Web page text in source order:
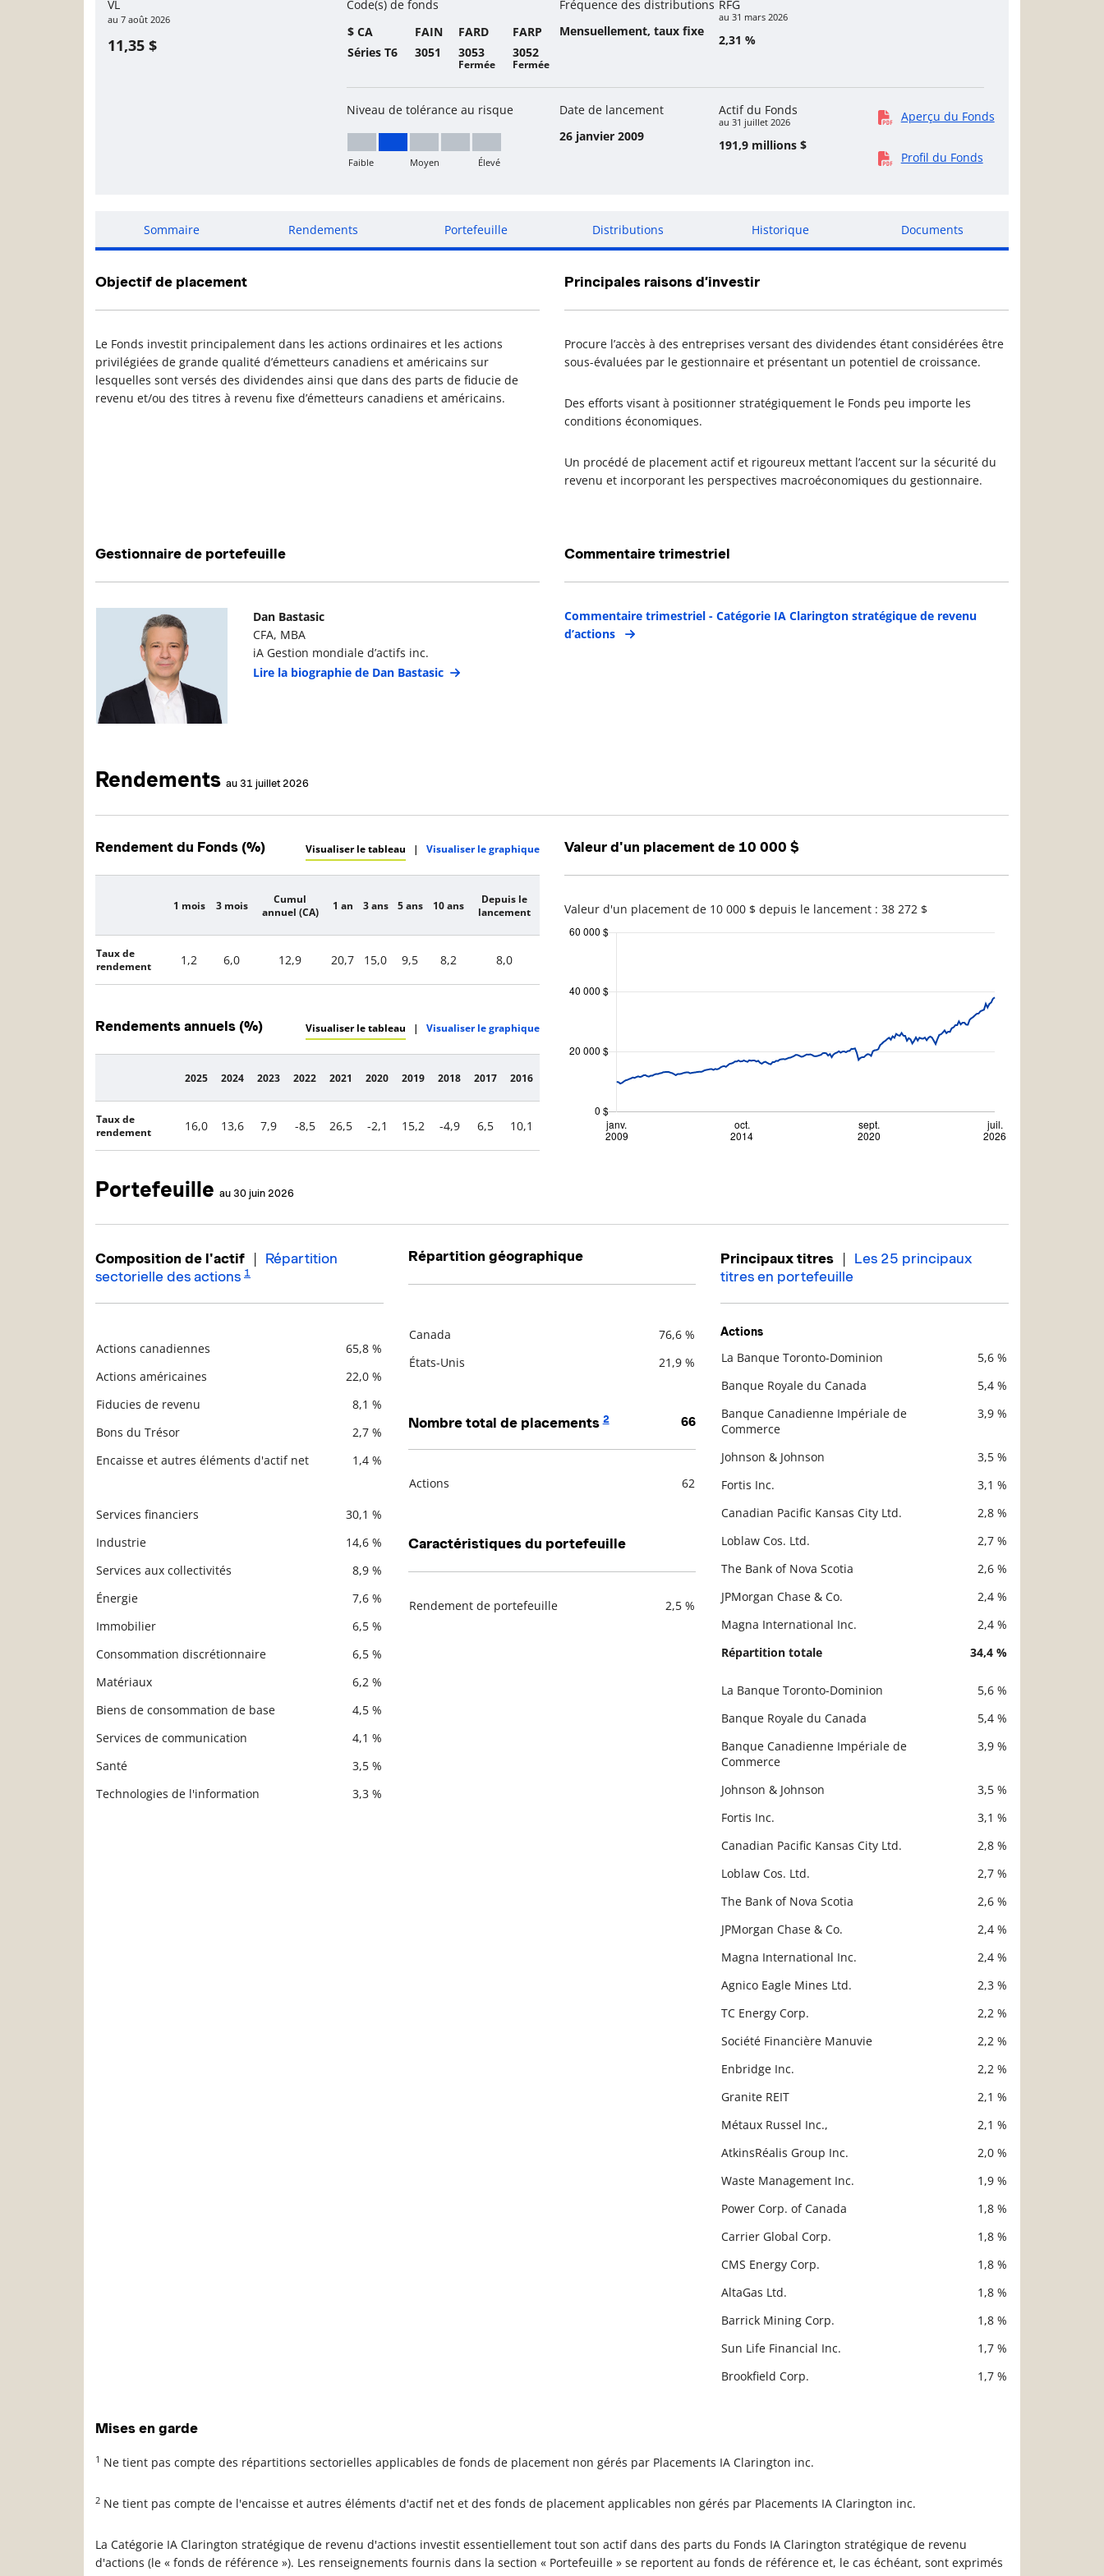
VL
au 7 août 2026
11,35 $
Code(s) de fonds
$ CA
FAIN FARD
FARP
Séries T6
3051 3053
Fermée
3052
Fermée
Fréquence des distributions
Mensuellement, taux fixe
RFG
au 31 mars 2026
2,31 %
Niveau de tolérance au risque
Faible à moyen
Faible Moyen Élevé
Date de lancement
26 janvier 2009
Actif du Fonds
au 31 juillet 2026
191,9 millions $
Aperçu du Fonds
Profil du Fonds
Sommaire Rendements Portefeuille Distributions Historique Documents
Objectif de placement
Le Fonds investit principalement dans les actions ordinaires et les actions
privilégiées de grande qualité d’émetteurs canadiens et américains sur
lesquelles sont versés des dividendes ainsi que dans des parts de fiducie de
revenu et/ou des titres à revenu fixe d’émetteurs canadiens et américains.
Principales raisons d’investir
Procure l’accès à des entreprises versant des dividendes étant considérées être
sous-évaluées par le gestionnaire et présentant un potentiel de croissance.
Des efforts visant à positionner stratégiquement le Fonds peu importe les
conditions économiques.
Un procédé de placement actif et rigoureux mettant l’accent sur la sécurité du
revenu et incorporant les perspectives macroéconomiques du gestionnaire.
Gestionnaire de portefeuille
Photo du gestionnaire de portefeuille Détails du gestionnaire de portefeuille
Dan Bastasic
CFA, MBA
iA Gestion mondiale d’actifs inc.
Lire la biographie de Dan Bastasic
Commentaire trimestriel
Commentaire trimestriel - Catégorie IA Clarington stratégique de revenu
d’actions
Rendements au 31 juillet 2026
Rendement du Fonds (%) Visualiser le tableau | Visualiser le graphique
Description
1 mois 3 mois
Cumul
annuel (CA)
1 an 3 ans 5 ans 10 ans
Depuis le
lancement
Taux de
rendement
1,2 6,0 12,9 20,7 15,0 9,5 8,2 8,0
Rendements annuels (%) Visualiser le tableau | Visualiser le graphique
Description
2025 2024 2023 2022 2021 2020 2019 2018 2017 2016
Taux de
rendement
16,0 13,6 7,9 -8,5 26,5 -2,1 15,2 -4,9 6,5 10,1
Valeur d'un placement de 10 000 $
Valeur d'un placement de 10 000 $ depuis le lancement : 38 272 $
Portefeuille au 30 juin 2026
Composition de l'actif | Répartition
sectorielle des actions 1
Actions canadiennes
65,8 %
Actions américaines
22,0 %
Fiducies de revenu
8,1 %
Bons du Trésor
2,7 %
Encaisse et autres éléments d'actif net
1,4 %
Services financiers
30,1 %
Industrie
14,6 %
Services aux collectivités
8,9 %
Énergie
7,6 %
Immobilier
6,5 %
Consommation discrétionnaire
6,5 %
Matériaux
6,2 %
Biens de consommation de base
4,5 %
Services de communication
4,1 %
Santé
3,5 %
Technologies de l'information
3,3 %
Répartition géographique
Canada
76,6 %
États-Unis
21,9 %
Nombre total de placements2 66
Actions 62
Caractéristiques du portefeuille
Rendement de portefeuille 2,5 %
Principaux titres | Les 25 principaux
titres en portefeuille
Actions
La Banque Toronto-Dominion
5,6 %
Banque Royale du Canada
5,4 %
Banque Canadienne Impériale de
Commerce
3,9 %
Johnson & Johnson
3,5 %
Fortis Inc.
3,1 %
Canadian Pacific Kansas City Ltd.
2,8 %
Loblaw Cos. Ltd.
2,7 %
The Bank of Nova Scotia
2,6 %
JPMorgan Chase & Co.
2,4 %
Magna International Inc.
2,4 %
Répartition totale
34,4 %
La Banque Toronto-Dominion
5,6 %
Banque Royale du Canada
5,4 %
Banque Canadienne Impériale de
Commerce
3,9 %
Johnson & Johnson
3,5 %
Fortis Inc.
3,1 %
Canadian Pacific Kansas City Ltd.
2,8 %
Loblaw Cos. Ltd.
2,7 %
The Bank of Nova Scotia
2,6 %
JPMorgan Chase & Co.
2,4 %
Magna International Inc.
2,4 %
Agnico Eagle Mines Ltd.
2,3 %
TC Energy Corp.
2,2 %
Société Financière Manuvie
2,2 %
Enbridge Inc.
2,2 %
Granite REIT
2,1 %
Métaux Russel Inc.,
2,1 %
AtkinsRéalis Group Inc.
2,0 %
Waste Management Inc.
1,9 %
Power Corp. of Canada
1,8 %
Carrier Global Corp.
1,8 %
CMS Energy Corp.
1,8 %
AltaGas Ltd.
1,8 %
Barrick Mining Corp.
1,8 %
Sun Life Financial Inc.
1,7 %
Brookfield Corp.
1,7 %
Mises en garde
1 Ne tient pas compte des répartitions sectorielles applicables de fonds de placement non gérés par Placements IA Clarington inc.
2 Ne tient pas compte de l'encaisse et autres éléments d'actif net et des fonds de placement applicables non gérés par Placements IA Clarington inc.
La Catégorie IA Clarington stratégique de revenu d'actions investit essentiellement tout son actif dans des parts du Fonds IA Clarington stratégique de revenu
d'actions (le « fonds de référence »). Les renseignements fournis dans la section « Portefeuille » se reportent au fonds de référence et, le cas échéant, sont exprimés